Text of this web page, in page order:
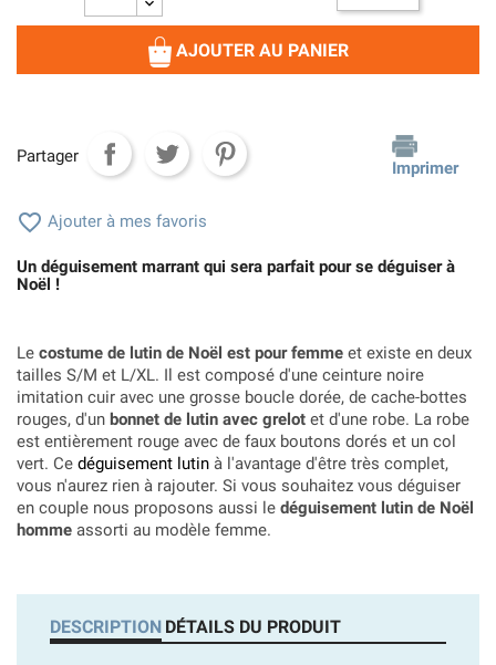
AJOUTER AU PANIER
Partager
Imprimer
 Ajouter à mes favoris
Un déguisement marrant qui sera parfait pour se déguiser à
Noël !
Le costume de lutin de Noël est pour femme et existe en deux
tailles S/M et L/XL. Il est composé d'une ceinture noire
imitation cuir avec une grosse boucle dorée, de cache-bottes
rouges, d'un bonnet de lutin avec grelot et d'une robe. La robe
est entièrement rouge avec de faux boutons dorés et un col
vert. Ce déguisement lutin à l'avantage d'être très complet,
vous n'aurez rien à rajouter. Si vous souhaitez vous déguiser
en couple nous proposons aussi le déguisement lutin de Noël
homme assorti au modèle femme.
DESCRIPTION DÉTAILS DU PRODUIT